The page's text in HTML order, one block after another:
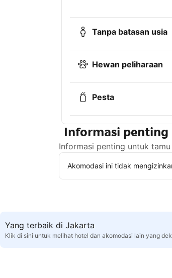
Tanpa batasan usia
Hewan peliharaan
Pesta
Informasi penting
Informasi penting untuk
Akomodasi ini tidak
Yang terbaik di Jakarta
Klik di sini untuk melihat hotel dan akomodasi lain yang